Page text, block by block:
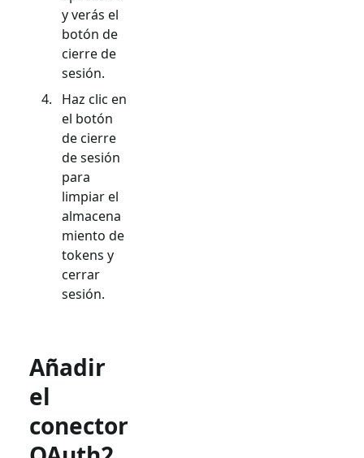
y verás el
botón de
cierre de
sesión.
Haz clic en
el botón
de cierre
de sesión
para
limpiar el
almacena
miento de
tokens y
cerrar
sesión.
Añadir
el
conector